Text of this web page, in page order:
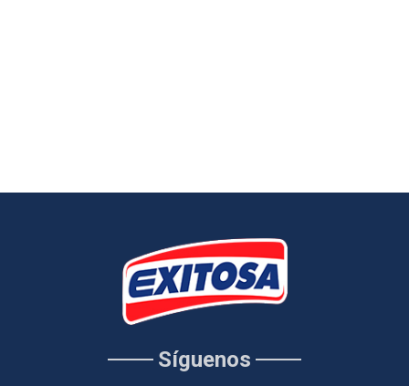
Síguenos